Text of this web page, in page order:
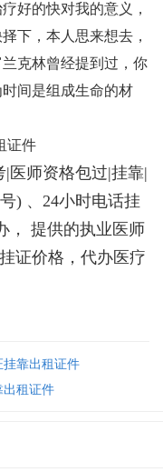
好的快对我的意义，
下，本人思来想去，
克林曾经提到过，你
间是组成生命的材
证件
医师资格包过|挂靠|
) 、24小时电话挂
， 提供的执业医师
证价格，代办医疗
靠出租证件
出租证件